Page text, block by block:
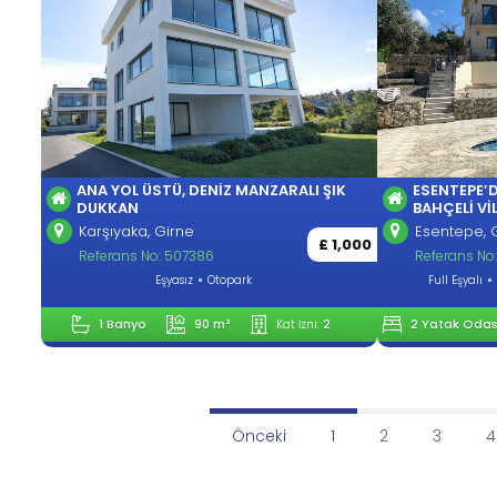
ANA YOL ÜSTÜ, DENIZ MANZARALI ŞIK
DUKKAN
Karşıyaka, Girne
£ 1,000
Referans No: 507386
Eşyasız Otopark
1 Banyo 90 m² Kat İzni: 2
BAHÇELI
Esentepe,
Referans
Full Eşyalı
2 Yatak
Önceki 1 2 3 4